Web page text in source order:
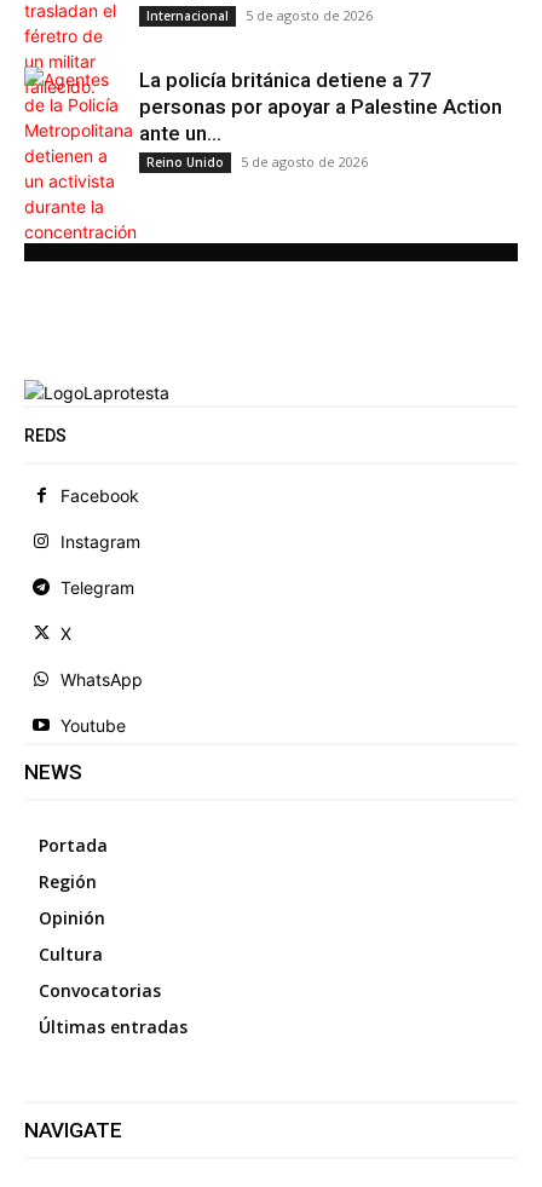
Internacional 5 de agosto de 2026
La policía británica detiene a 77
personas por apoyar a Palestine Action
ante un...
Reino Unido 5 de agosto de 2026
REDS
Facebook
Instagram
Telegram
X
WhatsApp
Youtube
NEWS
Portada
Región
Opinión
Cultura
Convocatorias
Últimas entradas
NAVIGATE